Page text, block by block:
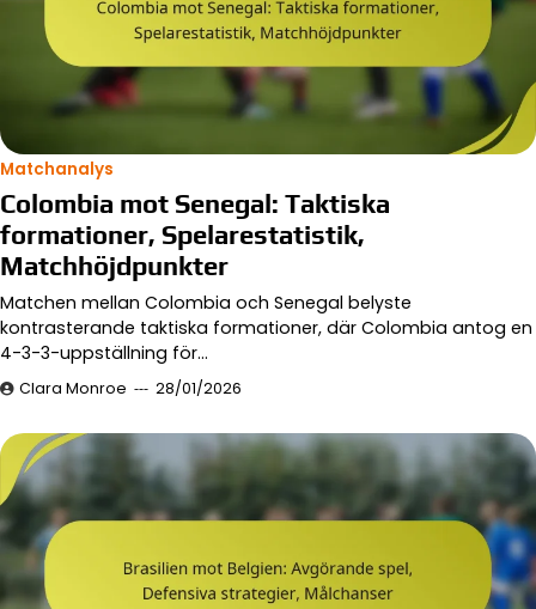
Matchanalys
Colombia mot Senegal: Taktiska
formationer, Spelarestatistik,
Matchhöjdpunkter
Matchen mellan Colombia och Senegal belyste
kontrasterande taktiska formationer, där Colombia antog en
4-3-3-uppställning för…
Clara Monroe 28/01/2026